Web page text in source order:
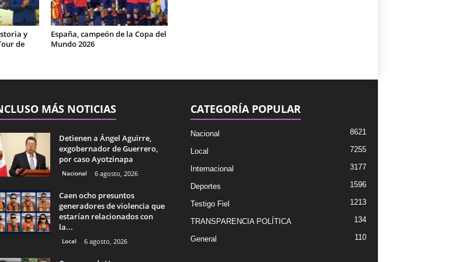
y
de
España, campeón de la Copa del
Mundo 2026
MÁS NOTICIAS
Detienen a Ángel Aguirre,
exgobernador de Guerrero,
por caso Ayotzinapa
Nacional 6 agosto, 2026
Caen ocho presuntos
generadores de violencia que
estarían relacionados con
la...
Local 6 agosto, 2026
CATEGORÍA POPULAR
Nacional 8621
Local 7255
Internacional 3177
Deportes 1596
Testigo Fiel 1213
TRANSPARENCIA POLÍTICA 134
General 110